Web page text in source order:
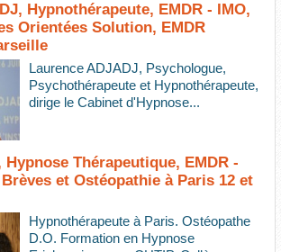
Hypnothérapeute, EMDR - IMO,
Orientées Solution, EMDR
Laurence ADJADJ, Psychologue,
Psychothérapeute et Hypnothérapeute,
dirige le Cabinet d'Hypnose...
Hypnose Thérapeutique, EMDR -
Brèves et Ostéopathie à Paris 12 et
Hypnothérapeute à Paris. Ostéopathe
D.O. Formation en Hypnose